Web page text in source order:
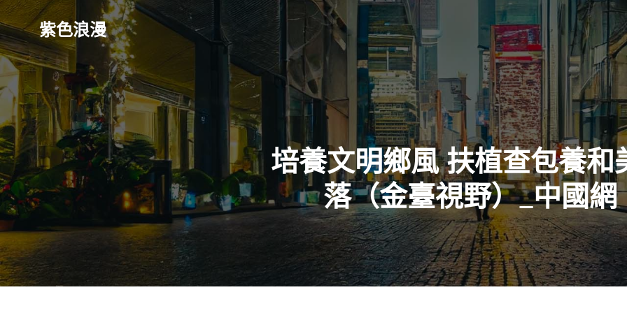
Skip
to
content 紫色浪漫
培養文明鄉風 扶植查包養和
落（金臺視野）_中國網